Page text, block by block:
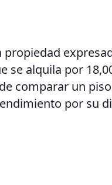
se alquila por
comparar un piso
por su